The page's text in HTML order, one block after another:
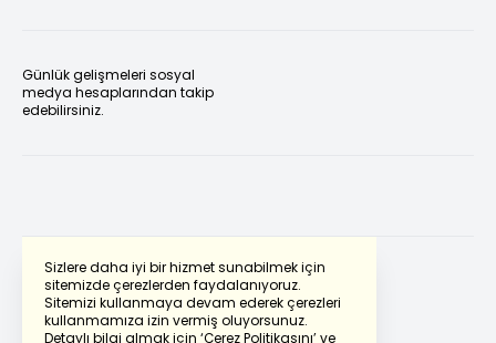
Sizlere daha iyi bir hizmet sunabilmek için
sitemizde çerezlerden faydalanıyoruz.
Sitemizi kullanmaya devam ederek çerezleri
kullanmamıza izin vermiş oluyorsunuz.
Detaylı bilgi almak için ‘Çerez Politikasını’ve
Günlük gelişmeleri sosyal
medya hesaplarından takip
edebilirsiniz.
Powered by Translate